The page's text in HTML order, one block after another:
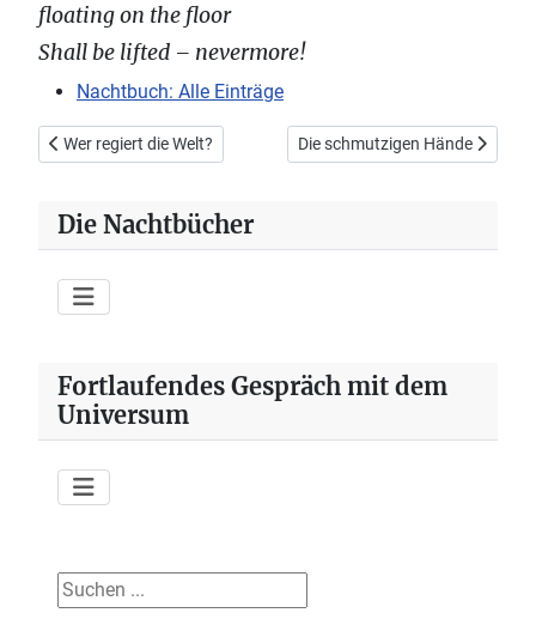
floating on the floor
Shall be lifted – nevermore!
Nachtbuch: Alle Einträge
Vorheriger Beitrag: Wer regiert die Welt?
Wer regiert die Welt? Nächster Beitrag: Die
Die schmutzigen Hände
Die Nachtbücher
Fortlaufendes Gespräch mit dem
Universum
Suchen ...